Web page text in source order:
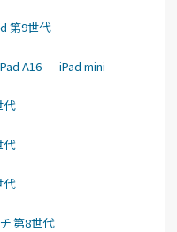
第9世代
A16 iPad mini
代
代
代
第8世代